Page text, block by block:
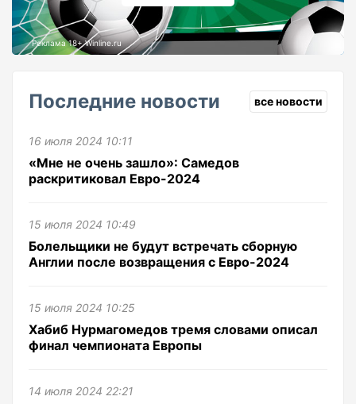
Реклама 18+ Winline.ru
Последние новости все новости
16 июля 2024 10:11
«Мне не очень зашло»: Самедов
раскритиковал Евро-2024
15 июля 2024 10:49
Болельщики не будут встречать сборную
Англии после возвращения с Евро-2024
15 июля 2024 10:25
Хабиб Нурмагомедов тремя словами описал
финал чемпионата Европы
14 июля 2024 22:21